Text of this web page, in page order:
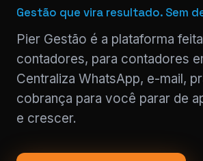
Gestão que vira resultado. Sem
Pier Gestão é a plataforma
contadores, para contadores
Centraliza WhatsApp, e-mail,
cobrança para você parar de
e crescer.